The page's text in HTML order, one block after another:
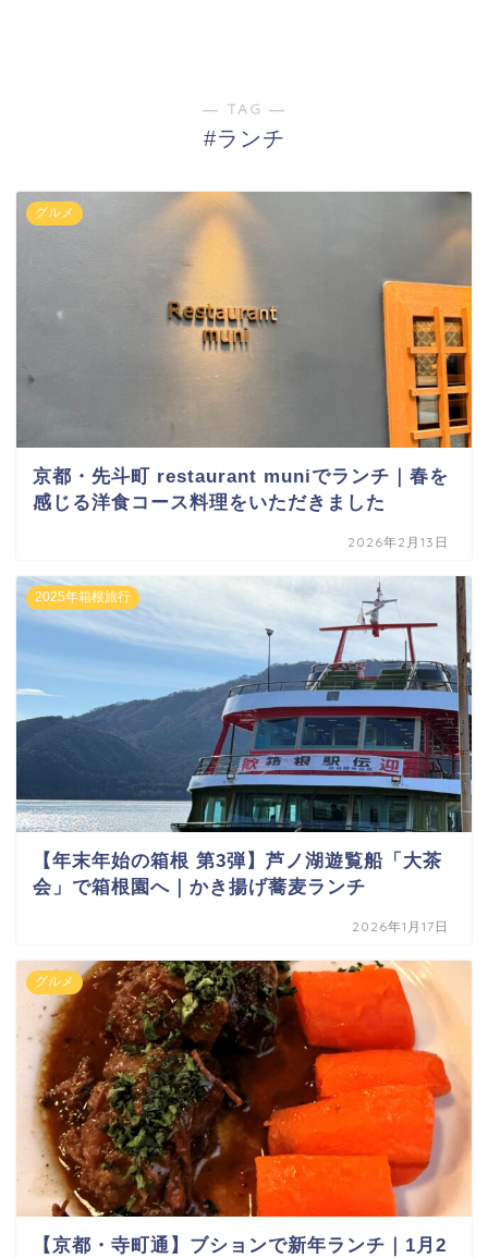
― TAG ―
#ランチ
グルメ
京都・先斗町 restaurant muniでランチ｜春を
感じる洋食コース料理をいただきました
2026年2月13日
2025年箱根旅行
【年末年始の箱根 第3弾】芦ノ湖遊覧船「大茶
会」で箱根園へ｜かき揚げ蕎麦ランチ
2026年1月17日
グルメ
【京都・寺町通】ブションで新年ランチ｜1月2